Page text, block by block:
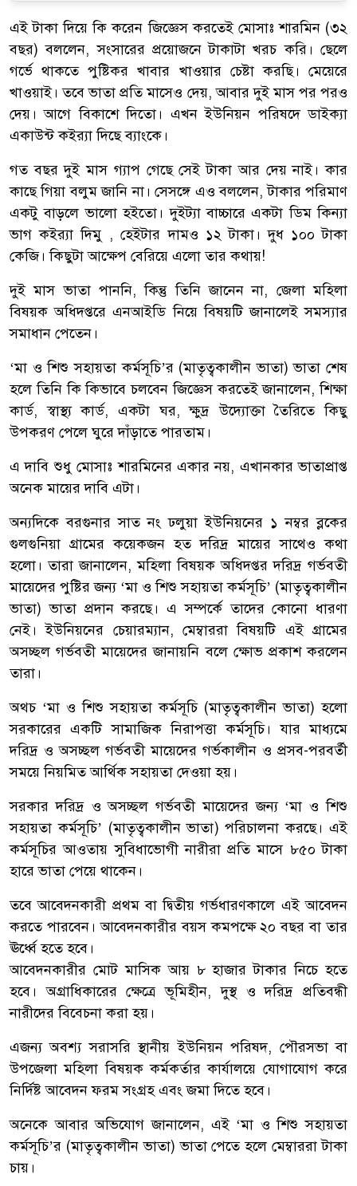
এই টাকা দিয়ে কি করেন জিজ্ঞেস করতেই মোসাঃ শারমিন (৩২
বছর) বললেন, সংসারের প্রয়োজনে টাকাটা খরচ করি। ছেলে
গর্ভে থাকতে পুষ্টিকর খাবার খাওয়ার চেষ্টা করছি। মেয়েরে
খাওয়াই। তবে ভাতা প্রতি মাসেও দেয়, আবার দুই মাস পর পরও
দেয়। আগে বিকাশে দিতো। এখন ইউনিয়ন পরিষদে ডাইক্যা
একাউন্ট কইর‌্যা দিছে ব্যাংকে।
গত বছর দুই মাস গ্যাপ গেছে সেই টাকা আর দেয় নাই। কার
কাছে গিয়া বলুম জানি না। সেসঙ্গে এও বললেন, টাকার পরিমাণ
একটু বাড়লে ভালো হইতো। দুইট্যা বাচ্চারে একটা ডিম কিন্যা
ভাগ কইর‌্যা দিমু , হেইটার দামও ১২ টাকা। দুধ ১০০ টাকা
কেজি। কিছুটা আক্ষেপ বেরিয়ে এলো তার কথায়!
দুই মাস ভাতা পাননি, কিন্তু তিনি জানেন না, জেলা মহিলা
বিষয়ক অধিদপ্তরে এনআইডি নিয়ে বিষয়টি জানালেই সমস্যার
সমাধান পেতেন।
‘মা ও শিশু সহায়তা কর্মসূচি’র (মাতৃত্বকালীন ভাতা) ভাতা শেষ
হলে তিনি কি কিভাবে চলবেন জিজ্ঞেস করতেই জানালেন, শিক্ষা
কার্ড, স্বাস্থ্য কার্ড, একটা ঘর, ক্ষুদ্র উদ্যোক্তা তৈরিতে কিছু
উপকরণ পেলে ঘুরে দাঁড়াতে পারতাম।
এ দাবি শুধু মোসাঃ শারমিনের একার নয়, এখানকার ভাতাপ্রাপ্ত
অনেক মায়ের দাবি এটা।
অন্যদিকে বরগুনার সাত নং ঢলুয়া ইউনিয়নের ১ নম্বর ব্লকের
গুলগুনিয়া গ্রামের কয়েকজন হত দরিদ্র মায়ের সাথেও কথা
হলো। তারা জানালেন, মহিলা বিষয়ক অধিদপ্তর দরিদ্র গর্ভবতী
মায়েদের পুষ্টির জন্য ‘মা ও শিশু সহায়তা কর্মসূচি’ (মাতৃত্বকালীন
ভাতা) ভাতা প্রদান করছে। এ সম্পর্কে তাদের কোনো ধারণা
নেই। ইউনিয়নের চেয়ারম্যান, মেম্বাররা বিষয়টি এই গ্রামের
অসচ্ছল গর্ভবতী মায়েদের জানায়নি বলে ক্ষোভ প্রকাশ করলেন
তারা।
অথচ ‘মা ও শিশু সহায়তা কর্মসূচি (মাতৃত্বকালীন ভাতা) হলো
সরকারের একটি সামাজিক নিরাপত্তা কর্মসূচি। যার মাধ্যমে
দরিদ্র ও অসচ্ছল গর্ভবতী মায়েদের গর্ভকালীন ও প্রসব-পরবর্তী
সময়ে নিয়মিত আর্থিক সহায়তা দেওয়া হয়।
সরকার দরিদ্র ও অসচ্ছল গর্ভবতী মায়েদের জন্য ‘মা ও শিশু
সহায়তা কর্মসূচি’ (মাতৃত্বকালীন ভাতা) পরিচালনা করছে। এই
কর্মসূচির আওতায় সুবিধাভোগী নারীরা প্রতি মাসে ৮৫০ টাকা
হারে ভাতা পেয়ে থাকেন।
তবে আবেদনকারী প্রথম বা দ্বিতীয় গর্ভধারণকালে এই আবেদন
করতে পারবেন। আবেদনকারীর বয়স কমপক্ষে ২০ বছর বা তার
ঊর্ধ্বে হতে হবে।
আবেদনকারীর মোট মাসিক আয় ৮ হাজার টাকার নিচে হতে
হবে। অগ্রাধিকারের ক্ষেত্রে ভূমিহীন, দুস্থ ও দরিদ্র প্রতিবন্ধী
নারীদের বিবেচনা করা হয়।
এজন্য অবশ্য সরাসরি স্থানীয় ইউনিয়ন পরিষদ, পৌরসভা বা
উপজেলা মহিলা বিষয়ক কর্মকর্তার কার্যালয়ে যোগাযোগ করে
নির্দিষ্ট আবেদন ফরম সংগ্রহ এবং জমা দিতে হবে।
অনেকে আবার অভিযোগ জানালেন, এই ‘মা ও শিশু সহায়তা
কর্মসূচি’র (মাতৃত্বকালীন ভাতা) ভাতা পেতে হলে মেম্বাররা টাকা
চায়।